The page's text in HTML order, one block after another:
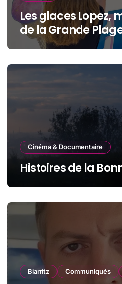
Les glaces Lopez,
de la Grande
Cinéma & Documentaire
Histoires de la
Biarritz Communiqués